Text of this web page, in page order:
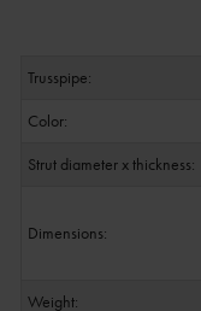
Trusspipe:
Color:
Strut diameter x thickness:
Dimensions:
Weight: